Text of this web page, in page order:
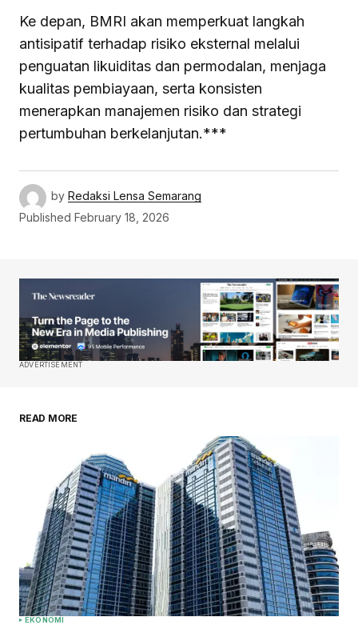
Ke depan, BMRI akan memperkuat langkah
antisipatif terhadap risiko eksternal melalui
penguatan likuiditas dan permodalan, menjaga
kualitas pembiayaan, serta konsisten
menerapkan manajemen risiko dan strategi
pertumbuhan berkelanjutan.***
by Redaksi Lensa Semarang
Published February 18, 2026
ADVERTISEMENT
READ MORE
EKONOMI